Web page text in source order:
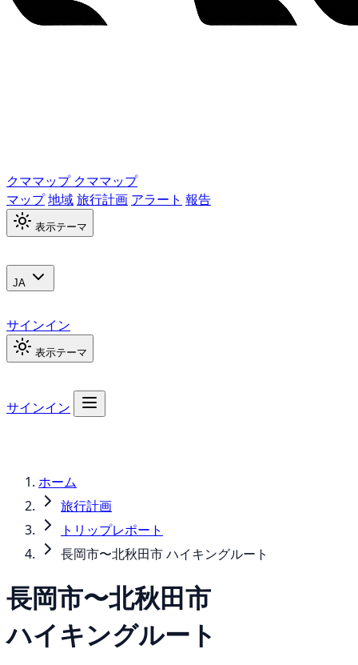
クママップ クママップ
マップ地域旅行計画 アラート 報告
表示テーマ
JA
サインイン
表示テーマ
サインイン
ホーム
旅行計画
トリップレポート
長岡市〜北秋田市 ハイキングルート
長岡市〜北秋田市
ハイキングルート